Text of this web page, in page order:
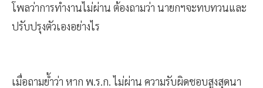
โพลว่าการทำงานไม่ผ่าน ต้องถามว่า นายกฯจะทบทวนและ
ปรับปรุงตัวเองอย่างไร
เมื่อถามย้ำว่า หาก พ.ร.ก. ไม่ผ่าน ความรับผิดชอบสูงสุดนา